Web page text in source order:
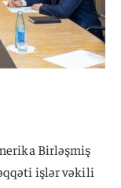
Birləşmiş
işlər vəkili